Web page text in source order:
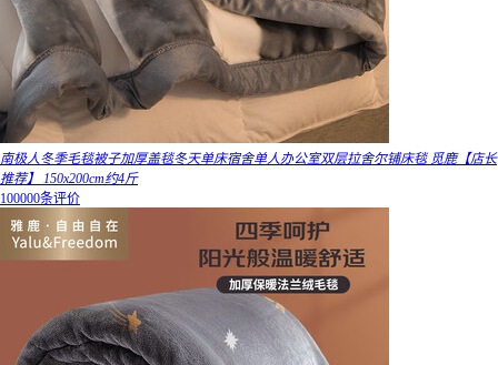
南极人冬季毛毯被子加厚盖毯冬天单床宿舍单人办公室双层拉舍尔铺床毯 觅鹿【店长
推荐】 150x200cm约4斤
100000条评价